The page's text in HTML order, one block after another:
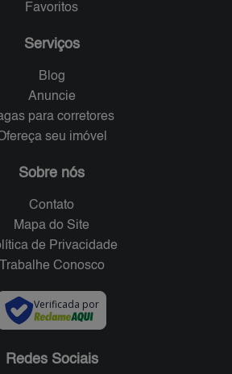
Favoritos
Serviços
Blog
Anuncie
para corretores
seu imóvel
Sobre nós
Contato
Mapa do Site
de Privacidade
Trabalhe Conosco
Verificada por
Redes Sociais